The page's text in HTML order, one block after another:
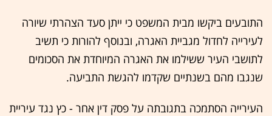
התובעים ביקשו מבית המשפט כי ייתן סעד הצהרתי שיורה
לעירייה לחדול מגביית האגרה, ובנוסף להורות כי תשיב
לתושבי העיר ששילמו את האגרה המיוחדת את הסכומים
שנגבו מהם בשנתיים שקדמו להגשת התביעה.
‏העירייה הסתמכה בתגובתה על פסק דין אחר - כץ נגד עיריית